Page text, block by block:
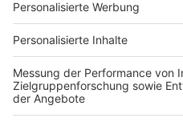
Für Unternehmen
Ihre Baufirma auf bauen.de
Kostenloses Infogespräch